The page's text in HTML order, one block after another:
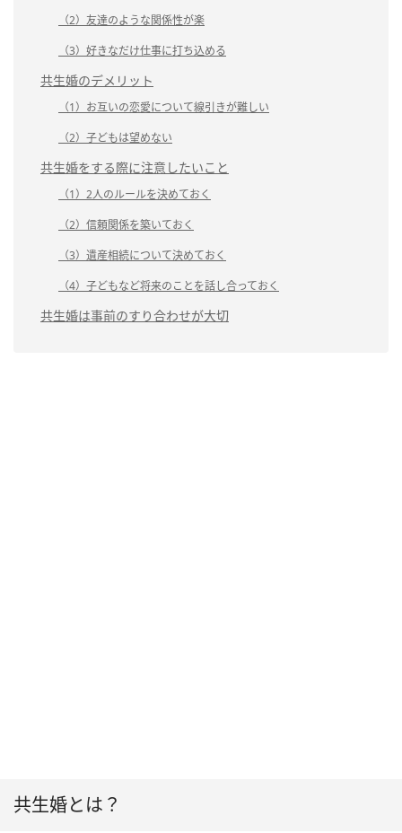
（2）友達のような関係性が楽
（3）好きなだけ仕事に打ち込める
共生婚のデメリット
（1）お互いの恋愛について線引きが難しい
（2）子どもは望めない
共生婚をする際に注意したいこと
（1）2人のルールを決めておく
（2）信頼関係を築いておく
（3）遺産相続について決めておく
（4）子どもなど将来のことを話し合っておく
共生婚は事前のすり合わせが大切
共生婚とは？